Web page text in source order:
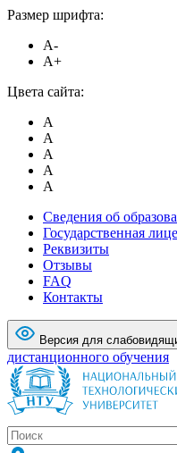
Размер шрифта:
A-
A+
Цвета сайта:
A
A
A
A
A
Сведения об
Государственная
Реквизиты
Отзывы
FAQ
Контакты
Версия для
дистанционного обучения